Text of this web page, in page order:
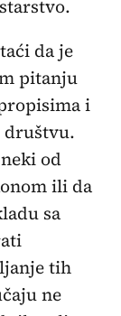
da je
pitanju
i
društvu.
od
ili da
sa
tih
ne